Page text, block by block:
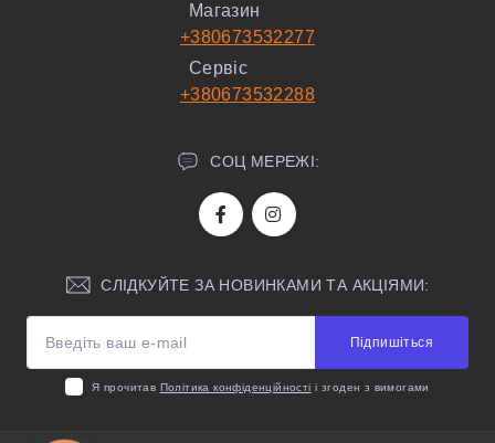
Магазин
+380673532277
Сервіс
+380673532288
СОЦ МЕРЕЖІ:
СЛІДКУЙТЕ ЗА НОВИНКАМИ ТА АКЦІЯМИ:
Підпишіться
Я прочитав Політика конфіденційності і згоден з вимогами